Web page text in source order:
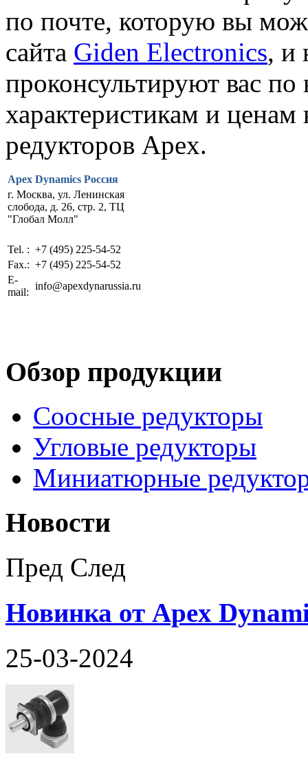
по почте, которую вы
сайта Giden Electronics, и
проконсультируют вас
характеристикам и
редукторов Apex.
Apex Dynamics Россия
г. Москва, ул. Ленинская
слобода, д. 26, стр. 2, ТЦ
"Глобал Молл"
Tel. : +7 (495) 225-54-52
Fax.: +7 (495) 225-54-52
E-
mail:
info@apexdynarussia.ru
Обзор продукции
Соосные редукторы
Угловые редукторы
Миниатюрные
Новости
Пред След
Новинка от Apex
25-03-2024